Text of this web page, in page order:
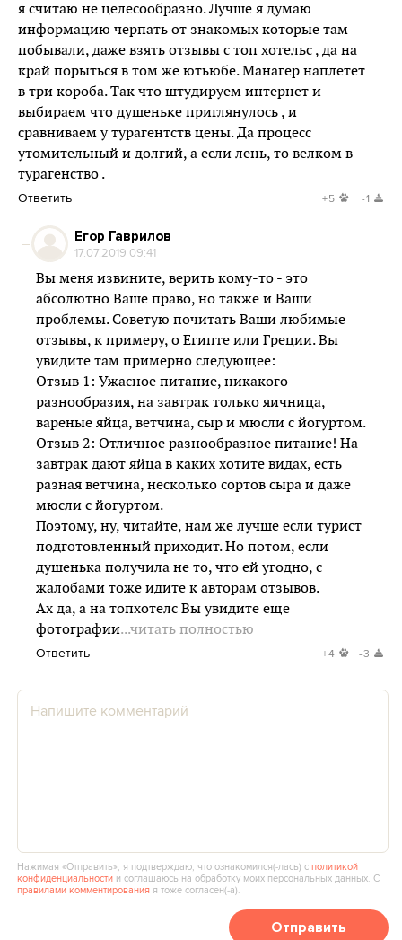
я считаю не целесообразно. Лучше я думаю
информацию черпать от знакомых которые там
побывали, даже взять отзывы с топ хотельс , да на
край порыться в том же ютьюбе. Манагер наплетет
в три короба. Так что штудируем интернет и
выбираем что душеньке приглянулось , и
сравниваем у турагентств цены. Да процесс
утомительный и долгий, а если лень, то велком в
турагенство .
Ответить +5 -1
Егор Гаврилов
17.07.2019 09:41
Вы меня извините, верить кому-то - это
абсолютно Ваше право, но также и Ваши
проблемы. Советую почитать Ваши любимые
отзывы, к примеру, о Египте или Греции. Вы
увидите там примерно следующее:
Отзыв 1: Ужасное питание, никакого
разнообразия, на завтрак только яичница,
вареные яйца, ветчина, сыр и мюсли с йогуртом.
Отзыв 2: Отличное разнообразное питание! На
завтрак дают яйца в каких хотите видах, есть
разная ветчина, несколько сортов сыра и даже
мюсли с йогуртом.
Поэтому, ну, читайте, нам же лучше если турист
подготовленный приходит. Но потом, если
душенька получила не то, что ей угодно, с
жалобами тоже идите к авторам отзывов.
Ах да, а на топхотелс Вы увидите еще
фотографии...читать полностью
Ответить +4 -3
Нажимая «Отправить», я подтверждаю, что ознакомился(‑лась) сполитикой
конфиденциальности и соглашаюсь на обработку моих персональных данных. С
правилами комментирования я тоже согласен(‑а).
Отправить